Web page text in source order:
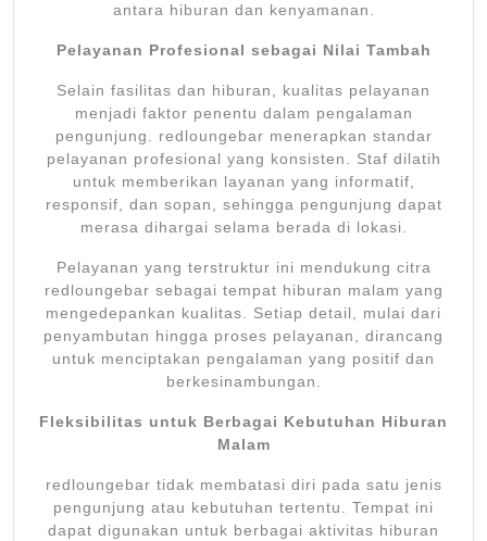
antara hiburan dan kenyamanan.
Pelayanan Profesional sebagai Nilai Tambah
Selain fasilitas dan hiburan, kualitas pelayanan
menjadi faktor penentu dalam pengalaman
pengunjung. redloungebar menerapkan standar
pelayanan profesional yang konsisten. Staf dilatih
untuk memberikan layanan yang informatif,
responsif, dan sopan, sehingga pengunjung dapat
merasa dihargai selama berada di lokasi.
Pelayanan yang terstruktur ini mendukung citra
redloungebar sebagai tempat hiburan malam yang
mengedepankan kualitas. Setiap detail, mulai dari
penyambutan hingga proses pelayanan, dirancang
untuk menciptakan pengalaman yang positif dan
berkesinambungan.
Fleksibilitas untuk Berbagai Kebutuhan Hiburan
Malam
redloungebar tidak membatasi diri pada satu jenis
pengunjung atau kebutuhan tertentu. Tempat ini
dapat digunakan untuk berbagai aktivitas hiburan